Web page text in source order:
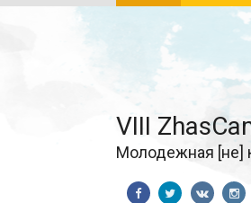
VIII
Молодежная [не]